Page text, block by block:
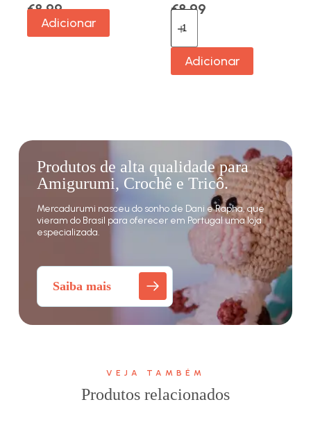
€8.99
Adicionar
€8.99
Adicionar
Produtos de alta qualidade para
Amigurumi, Crochê e Tricô.
Mercadurumi nasceu do sonho de Dani e Rapha, que
vieram do Brasil para oferecer em Portugal uma loja
especializada.
Saiba mais
VEJA TAMBÉM
Produtos relacionados